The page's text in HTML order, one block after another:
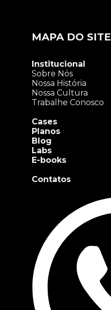
MAPA DO SITE
Institucional
Sobre Nós
Nossa História
Nossa Cultura
Trabalhe Conosco
Cases
Planos
Blog
Labs
E-books
Contatos